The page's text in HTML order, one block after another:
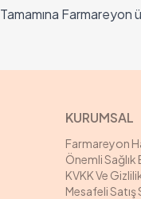
Tamamına Farmareyon
KURUMSAL
Farmareyon
Önemli Sağlık
KVKK Ve
Mesafeli